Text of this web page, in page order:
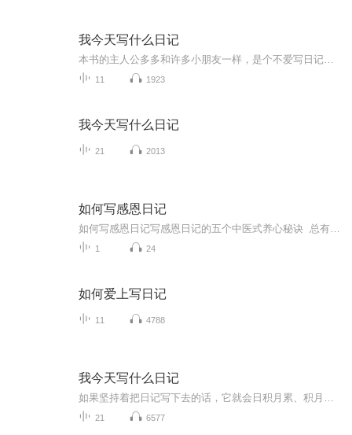
我今天写什么日记
11 1923
我今天写什么日记
21 2013
如何写感恩日记
1 24
如何爱上写日记
11 4788
我今天写什么日记
21 6577